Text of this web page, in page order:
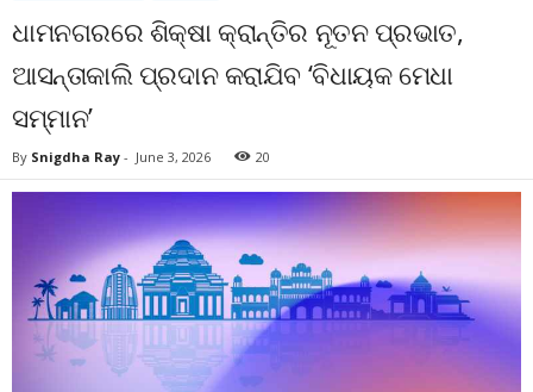
ଧାମନଗରରେ ଶିକ୍ଷା କ୍ରାନ୍ତିର ନୂତନ ପ୍ରଭାତ,
ଆସନ୍ତାକାଲି ପ୍ରଦାନ କରାଯିବ ‘ବିଧାୟକ ମେଧା
ସମ୍ମାନ’
By Snigdha Ray - June 3, 2026 20